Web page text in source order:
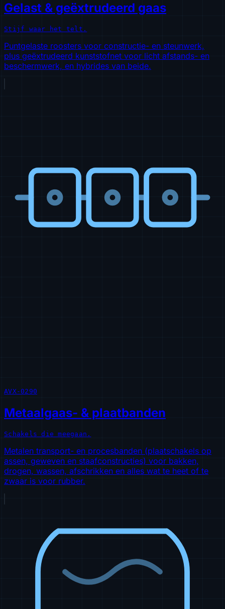
Gelast & geëxtrudeerd gaas
Stijf waar het telt.
Puntgelaste roosters voor constructie- en steunwerk,
plus geëxtrudeerd kunststofnet voor licht afstands- en
beschermwerk, en hybrides van beide.
AVX-0290
Metaalgaas- & plaatbanden
Schakels die meegaan.
Metalen transport- en procesbanden (plaatschakels op
assen, geweven en staafconstructies) voor bakken,
drogen, wassen, afschrikken en alles wat te heet of te
zwaar is voor rubber.